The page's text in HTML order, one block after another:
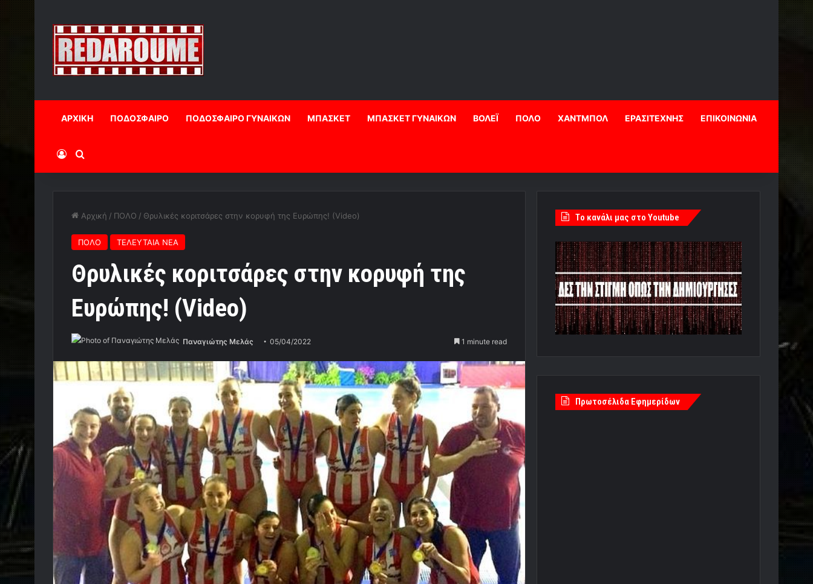
ΑΡΧΙΚΗ ΠΟΔΟΣΦΑΙΡΟ ΠΟΔΟΣΦΑΙΡΟ ΓΥΝΑΙΚΩΝ ΜΠΑΣΚΕΤ ΜΠΑΣΚΕΤ ΓΥΝΑΙΚΩΝ ΒΟΛΕΪ ΠΟΛΟ ΧΑΝΤΜΠΟΛ ΕΡΑΣΙΤΕΧΝΗΣ ΕΠΙΚΟΙΝΩΝΙΑ
Log InΑναζήτηση
Αρχική / ΠΟΛΟ / Θρυλικές κοριτσάρες στην κορυφή της Ευρώπης! (Video)
ΠΟΛΟ ΤΕΛΕΥΤΑΙΑ ΝΕΑ
Θρυλικές κοριτσάρες στην κορυφή της
Ευρώπης! (Video)
Παναγιώτης Μελάς 05/04/2022 1 minute read
Tο κανάλι μας στο Youtube
Πρωτοσέλιδα Εφημερίδων